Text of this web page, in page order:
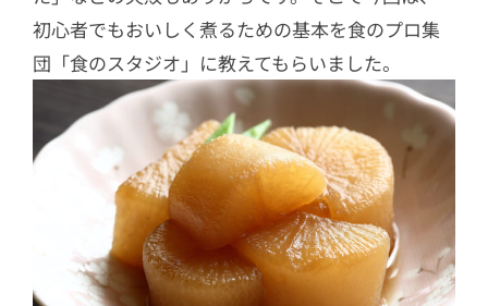
初心者でもおいしく煮るための基本を食のプロ集
団「食のスタジオ」に教えてもらいました。